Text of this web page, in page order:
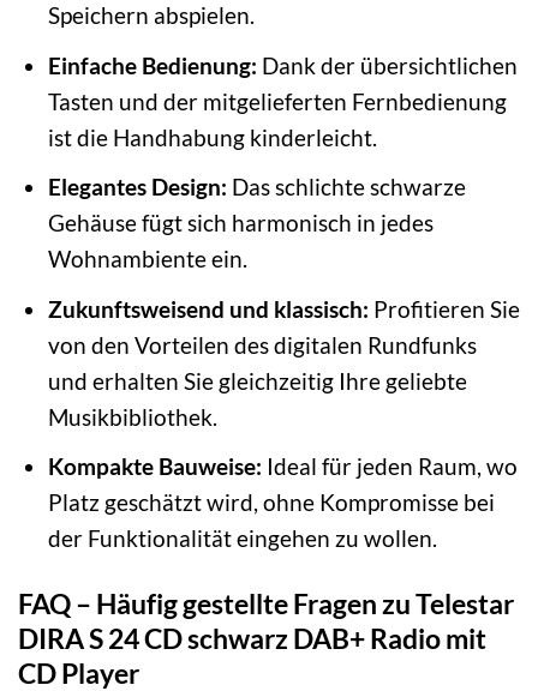
Speichern abspielen.
Einfache Bedienung: Dank der übersichtlichen
Tasten und der mitgelieferten Fernbedienung
ist die Handhabung kinderleicht.
Elegantes Design: Das schlichte schwarze
Gehäuse fügt sich harmonisch in jedes
Wohnambiente ein.
Zukunftsweisend und klassisch: Profitieren Sie
von den Vorteilen des digitalen Rundfunks
und erhalten Sie gleichzeitig Ihre geliebte
Musikbibliothek.
Kompakte Bauweise: Ideal für jeden Raum, wo
Platz geschätzt wird, ohne Kompromisse bei
der Funktionalität eingehen zu wollen.
FAQ – Häufig gestellte Fragen zu Telestar
DIRA S 24 CD schwarz DAB+ Radio mit
CD Player